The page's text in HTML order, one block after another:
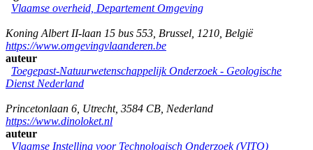
Vlaamse overheid, Departement Omgeving
Koning Albert II-laan 15 bus 553 Brussel 1210 België
https://www.omgevingvlaanderen.be
auteur
Toegepast-Natuurwetenschappelijk Onderzoek - Geologische
Dienst Nederland
Princetonlaan 6 Utrecht, 3584 CB Nederland
https://www.dinoloket.nl
auteur
Vlaamse Instelling voor Technologisch Onderzoek (VITO)